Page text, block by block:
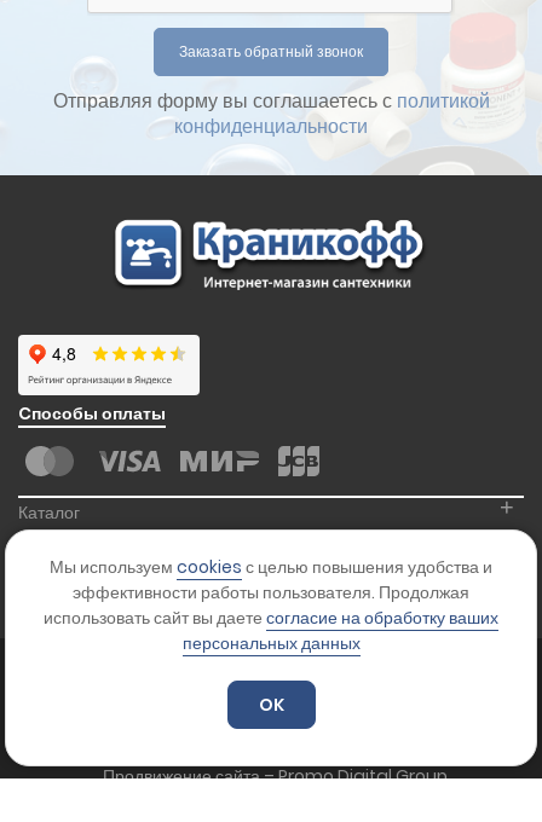
Отправляя форму вы соглашаетесь с политикой
конфиденциальности
Cпособы оплаты
Каталог +
Контакты
. Все права защищены.
Цены на сайте указаны для ознакомления и не являются офертой.
Продвижение сайта – Promo Digital Group
Мы используем cookies с целью повышения удобства и
эффективности работы пользователя. Продолжая
использовать сайт вы даете согласие на обработку ваших
персональных данных
OK